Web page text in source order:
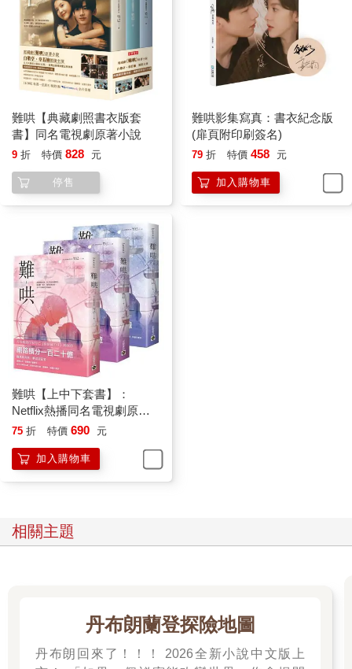
的狀況。
不知不覺間，太陽下了山，狹小的房間內被一層暗色覆蓋。萬家
燈火陸陸續續燃起，整座城市用另一種方式被點亮，夜市也逐漸
熱鬧起來。
見時間差不多了，溫以凡換了身衣服，然後簡單化了個妝。
同時，鐘思喬不停在微信上轟炸她。
拿起衣帽架上的小包包，溫以凡用語音回了句「現在出門」。她
走出去，往對面看了一眼，不由自主走快一點，出到樓梯間下
準備去的地方是鐘思喬今天提到的酒吧，位置在上安廣場的對
面。可以看到接連不斷的一連串霓虹燈，點綴在每個店面的招牌
之上。
只有夜晚才會熱鬧起來的地方。
是南蕪市出名的酒吧街，被人稱作墮落街。
因為沒來過，兩人找了半天，終於在一個小角落看到這家酒吧。
名字很有趣，叫「加班」。
招牌格外簡單。純黑色的底，字體四方工整，呈現純白色的光。
在一堆色彩斑斕而又張牙舞爪的霓虹燈裡，低調得像是開在這裡
的一家小髮廊。
「這想法很新鮮，」溫以凡盯著看了好一會兒，「在酒吧街裡開
髮廊，想來這裡把妹的，就可以先來這裡做個造型。」
鐘思喬嘴角抽了一下，拉著她往裡面走：「不要胡說。」
她們來得算早，還沒到人多的時間，但店裡的位置已經零零散散
輕鬆又熟稔。
找了個位子坐下後，溫以凡點了杯最便宜的酒。
「最好是！」鐘思喬明顯無法接受，「我那個常年泡在墮落街的
同事說，這酒吧的老闆可說是墮落街的紅牌了。」
「說不定是自稱的。」
難哄【典藏劇照書衣版套
書】同名電視劇原著小說
9 折 特價 828 元
停售
難哄影集寫真：書衣紀念版
(扉頁附印刷簽名)
79 折 特價 458 元
加入購物車
難哄【上中下套書】：
Netflix熱播同名電視劇原著
小說
75 折 特價 690 元
加入購物車
相關主題
丹布朗蘭登探險地圖
丹布朗回來了！！！ 2026全新小說中文版上